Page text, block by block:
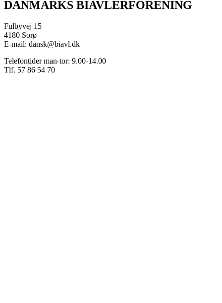
DANMARKS BIAVLERFORENING
Fulbyvej 15
4180 Sorø
E-mail: dansk@biavl.dk
Telefontider man-tor: 9.00-14.00
Tlf. 57 86 54 70